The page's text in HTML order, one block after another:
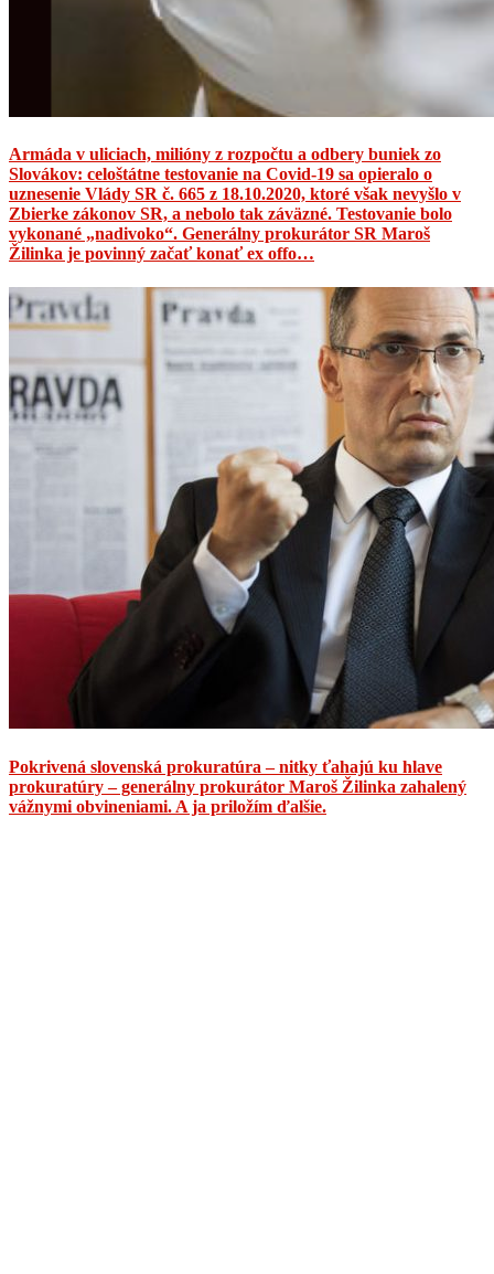
Armáda v uliciach, milióny z rozpočtu a odbery buniek zo
Slovákov: celoštátne testovanie na Covid-19 sa opieralo o
uznesenie Vlády SR č. 665 z 18.10.2020, ktoré však nevyšlo v
Zbierke zákonov SR, a nebolo tak záväzné. Testovanie bolo
vykonané „nadivoko“. Generálny prokurátor SR Maroš
Žilinka je povinný začať konať ex offo…
Pokrivená slovenská prokuratúra – nitky ťahajú ku hlave
prokuratúry – generálny prokurátor Maroš Žilinka zahalený
vážnymi obvineniami. A ja priložím ďalšie.